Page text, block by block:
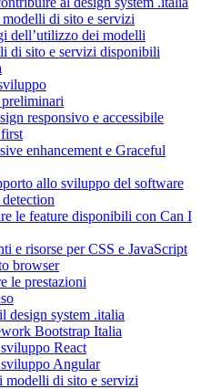
di sito e servizi
dell’utilizzo dei modelli
di sito e servizi disponibili
responsivo e accessibile
enhancement e Graceful
allo sviluppo del software
le feature disponibili con Can I
e risorse per CSS e JavaScript
browser
le prestazioni
design system .italia
Bootstrap Italia
React
Angular
modelli di sito e servizi